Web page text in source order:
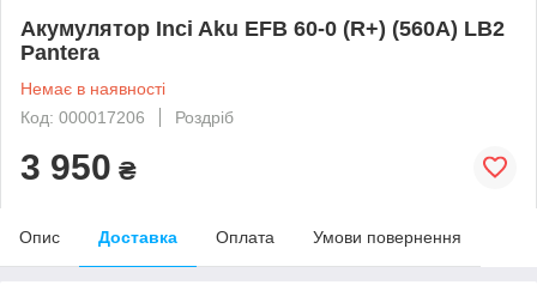
Акумулятор Inci Aku EFB 60-0 (R+) (560A) LB2
Pantera
Немає в наявності
Код: 000017206
Роздріб
3 950 ₴
Опис Доставка Оплата Умови повернення